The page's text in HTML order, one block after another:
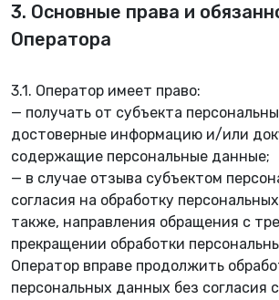
3. Основные права и
Оператора
3.1. Оператор имеет право:
— получать от субъекта
достоверные информацию и/или
содержащие персональные данные;
— в случае отзыва субъектом
согласия на обработку
также, направления обращения с
прекращении обработки
Оператор вправе продолжить
персональных данных без согласия